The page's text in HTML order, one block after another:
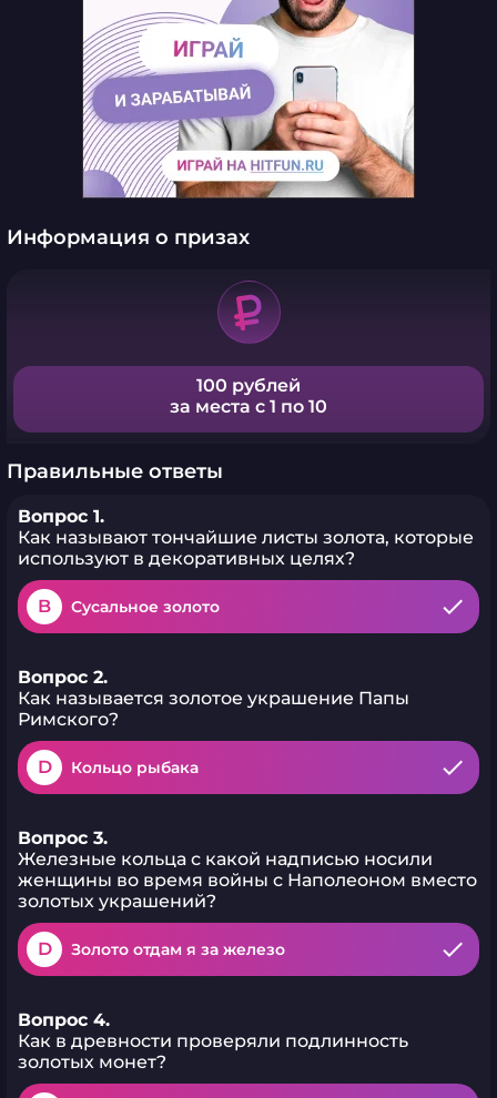
Информация о призах
100 рублей
за места с 1 по 10
Правильные ответы
Вопрос 1.
Как называют тончайшие листы золота, которые
используют в декоративных целях?
B Сусальное золото
Вопрос 2.
Как называется золотое украшение Папы
Римского?
D Кольцо рыбака
Вопрос 3.
Железные кольца с какой надписью носили
женщины во время войны с Наполеоном вместо
золотых украшений?
D Золото отдам я за железо
Вопрос 4.
Как в древности проверяли подлинность
золотых монет?